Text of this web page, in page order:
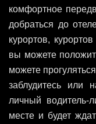
комфортное
добраться до
курортов,
вы можете
можете
заблудитесь или
личный водитель-
месте и будет